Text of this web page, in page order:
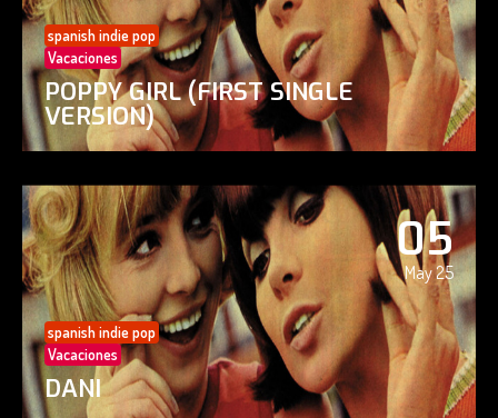
spanish indie pop
Vacaciones
POPPY GIRL (FIRST SINGLE
VERSION)
05
May 25
spanish indie pop
Vacaciones
DANI